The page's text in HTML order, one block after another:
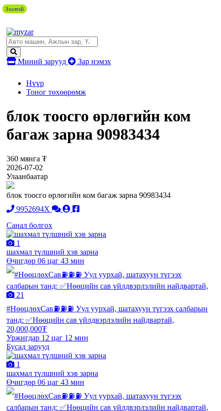
Миний зарууд Зар нэмэх
Нүүр
Тоног төхөөрөмж
блок тоосго өрлөгийн ком
багаж зарна 90983434
360 мянга ₮
2026-07-02
Улаанбаатар
блок тоосго өрлөгийн ком багаж зарна 90983434
9952694X
Санал болгох
1
шахмал түлшний хэв зарна
Өчигдөр 06 цаг 43 мин
Зээлтэй
21
#НөөцлөхСав⛽️⛽️⛽️ Уул уурхай, шатахуун түгээх салбарын
танд: ✅Нөөцийн сав үйлдвэрлэлийн найдвартай,
20,000,000₮
Уржигдар 12 цаг 12 мин
Бусад зарууд
1
шахмал түлшний хэв зарна
Өчигдөр 06 цаг 43 мин
Зээлтэй
Зээлтэй
Зээлтэй
Зээлтэй
Зээлтэй
Зээлтэй
Зээлтэй
Зээлтэй